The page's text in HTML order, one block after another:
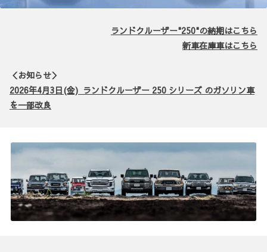
ランドクルーザー"250"の納期はこちら
新車在庫車はこちら
＜お知らせ＞
2026年4月3日(金) ランドクルーザー 250 シリーズ のガソリン車
を一部改良